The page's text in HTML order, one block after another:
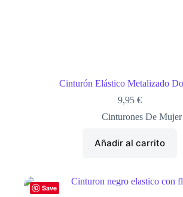
Cinturón Elástico Metalizado
9,95€
Cinturones De Mujer
Añadir al carrito
Save